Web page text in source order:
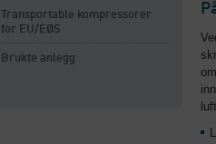
Transportable kompressorer
for EU/EØS
Brukte anlegg